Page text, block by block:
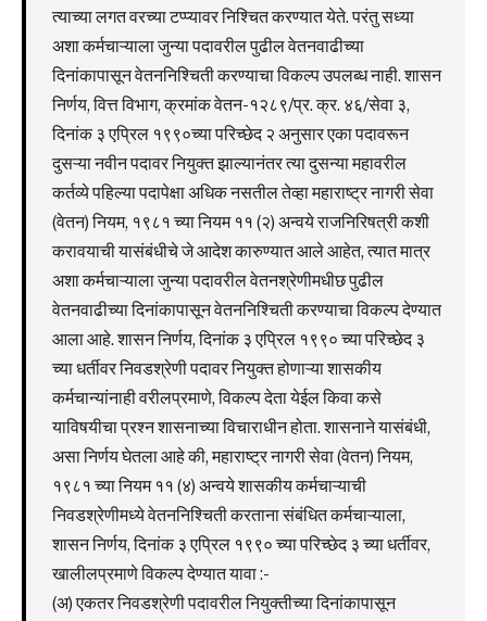
त्याच्या लगत वरच्या टप्प्यावर निश्चित करण्यात येते. परंतु सध्या
अशा कर्मचाऱ्याला जुन्या पदावरील पुढील वेतनवाढीच्या
दिनांकापासून वेतननिश्चिती करण्याचा विकल्प उपलब्ध नाही. शासन
निर्णय, वित्त विभाग, क्रमांक वेतन-१२८९/प्र. क्र. ४६/सेवा ३,
दिनांक ३ एप्रिल १९९०च्या परिच्छेद २ अनुसार एका पदावरून
दुसऱ्या नवीन पदावर नियुक्त झाल्यानंतर त्या दुसन्या महावरील
कर्तव्ये पहिल्या पदापेक्षा अधिक नसतील तेव्हा महाराष्ट्र नागरी सेवा
(वेतन) नियम, १९८१ च्या नियम ११ (२) अन्वये राजनिरिषत्री कशी
करावयाची यासंबंधीचे जे आदेश कारुण्यात आले आहेत, त्यात मात्र
अशा कर्मचाऱ्याला जुन्या पदावरील वेतनश्रेणीमधीछ पुढील
वेतनवाढीच्या दिनांकापासून वेतननिश्चिती करण्याचा विकल्प देण्यात
आला आहे. शासन निर्णय, दिनांक ३ एप्रिल १९९० च्या परिच्छेद ३
च्या धर्तीवर निवडश्रेणी पदावर नियुक्त होणाऱ्या शासकीय
कर्मचान्यांनाही वरीलप्रमाणे, विकल्प देता येईल किवा कसे
याविषयीचा प्रश्न शासनाच्या विचाराधीन होता. शासनाने यासंबंधी,
असा निर्णय घेतला आहे की, महाराष्ट्र नागरी सेवा (वेतन) नियम,
१९८१ च्या नियम ११ (४) अन्वये शासकीय कर्मचाऱ्याची
निवडश्रेणीमध्ये वेतननिश्चिती करताना संबंधित कर्मचाऱ्याला,
शासन निर्णय, दिनांक ३ एप्रिल १९९० च्या परिच्छेद ३ च्या धर्तीवर,
खालीलप्रमाणे विकल्प देण्यात यावा :-
(अ) एकतर निवडश्रेणी पदावरील नियुक्तीच्या दिनांकापासून